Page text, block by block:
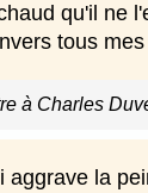
qu'il ne
tous
à Charles
aggrave la